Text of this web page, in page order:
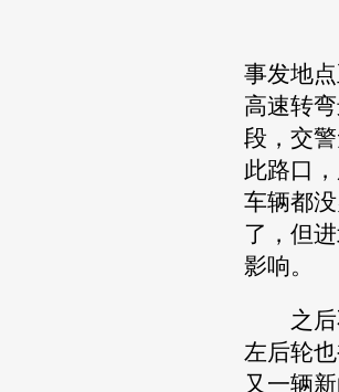
事发地
高速转
段，交
此路口
车辆都
了，但
影响。
之后
左后轮
又一辆